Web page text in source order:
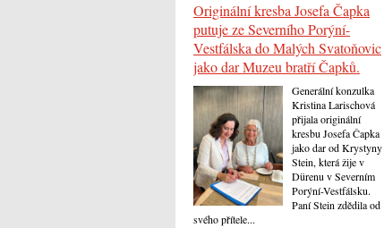
Originální kresba Josefa Čapka
putuje ze Severního Porýní-
Vestfálska do Malých Svatoňovic
jako dar Muzeu bratří Čapků.
Generální konzulka
Kristina Larischová
přijala originální
kresbu Josefa Čapka
jako dar od Krystyny
Stein, která žije v
Dürenu v Severním
Porýní-Vestfálsku.
Paní Stein zdědila od
svého přítele...